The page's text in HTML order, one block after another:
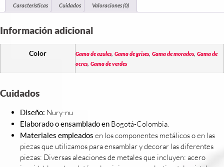
Características Cuidados Valoraciones (0)
Información adicional
Color Gama de azules, Gama de grises, Gama de morados, Gama de
ocres, Gama de verdes
Cuidados
Diseño: Nury-nu
Elaborado o ensamblado en Bogotá-Colombia.
Materiales empleados en los componentes metálicos o en las
piezas que utilizamos para ensamblar y decorar las diferentes
piezas: Diversas aleaciones de metales que incluyen: acero